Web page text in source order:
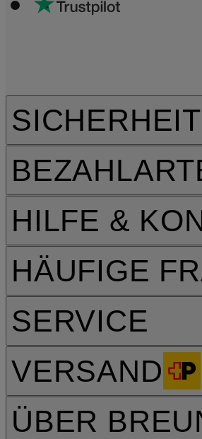
HILFE &
HÄUFIGE
SERVICE
VERSAND
SICHERHEIT
ÜBER